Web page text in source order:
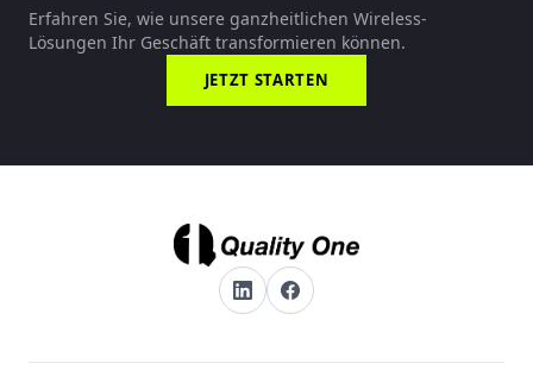
Erfahren Sie, wie unsere ganzheitlichen Wireless-
Lösungen Ihr Geschäft transformieren können.
JETZT STARTEN